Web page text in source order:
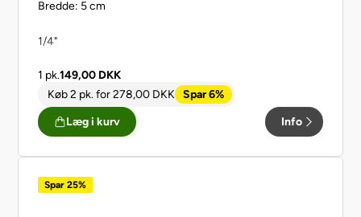
Bredde: 5 cm
1/4"
1 pk.149,00 DKK
Køb 2 pk.for278,00 DKK Spar 6%
Læg i kurv
Info
Spar 25%